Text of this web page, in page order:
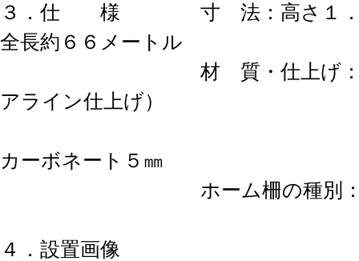
３．仕 様 寸 法：高さ１．３
全長約６６メートル
材 質・仕上げ：ステ
アライン仕上げ）
カーボネート５㎜
ホーム柵の種別：固
４．設置画像